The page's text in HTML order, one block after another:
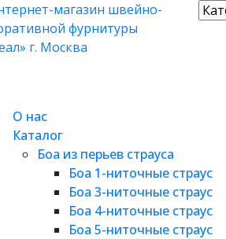
О нас
Каталог
Боа из перьев страуса
Боа 1-ниточные страус
Боа 3-ниточные страус
Боа 4-ниточные страус
Боа 5-ниточные страус